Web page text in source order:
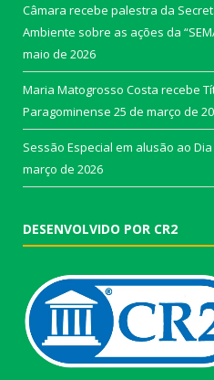
Câmara recebe palestra da
Ambiente sobre as ações da
maio de 2026
Maria Matogrosso Costa recebe
Paragominense 25 de março de
Sessão Especial em alusão ao
março de 2026
DESENVOLVIDO POR CR2